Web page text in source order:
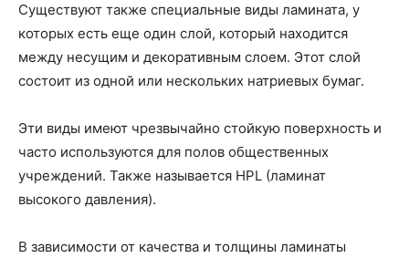
Существуют также специальные виды ламината, у
которых есть еще один слой, который находится
между несущим и декоративным слоем. Этот слой
состоит из одной или нескольких натриевых бумаг.
Эти виды имеют чрезвычайно стойкую поверхность и
часто используются для полов общественных
учреждений. Также называется HPL (ламинат
высокого давления).
В зависимости от качества и толщины ламинаты